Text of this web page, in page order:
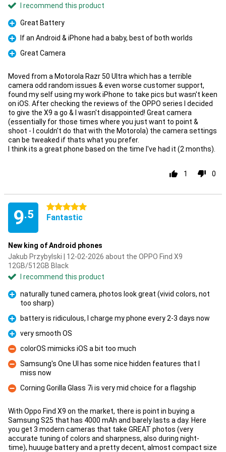
I recommend this product
Pro
Great Battery
Pro
If an Android & iPhone had a baby, best of both worlds
Pro
Great Camera
Moved from a Motorola Razr 50 Ultra which has a terrible
camera odd random issues & even worse customer support,
found my self using my work iPhone to take pics but wasn't keen
on iOS. After checking the reviews of the OPPO series I decided
to give the X9 a go & I wasn't disappointed! Great camera
(essentially for those times where you just want to point &
shoot - I couldn't do that with the Motorola) the camera settings
can be tweaked if thats what you prefer.
I think its a great phone based on the time I've had it (2 months).
1 0
9.5
5 stars
Fantastic
New king of Android phones
Jakub Przybylski | 12-02-2026 about the OPPO Find X9
12GB/512GB Black
I recommend this product
naturally tuned camera, photos look great (vivid colors, not
too sharp)
Pro
battery is ridiculous, I charge my phone every 2-3 days now
Pro
very smooth OS
Con
colorOS mimicks iOS a bit too much
Con
Samsung's One UI has some nice hidden features that I
miss now
Con
Corning Gorilla Glass 7i is very mid choice for a flagship
With Oppo Find X9 on the market, there is point in buying a
Samsung S25 that has 4000 mAh and barely lasts a day. Here
you get 3 modern cameras that take GREAT photos (very
accurate tuning of colors and sharpness, also during night-
time), huuuge battery and a pretty decent, almost compact size